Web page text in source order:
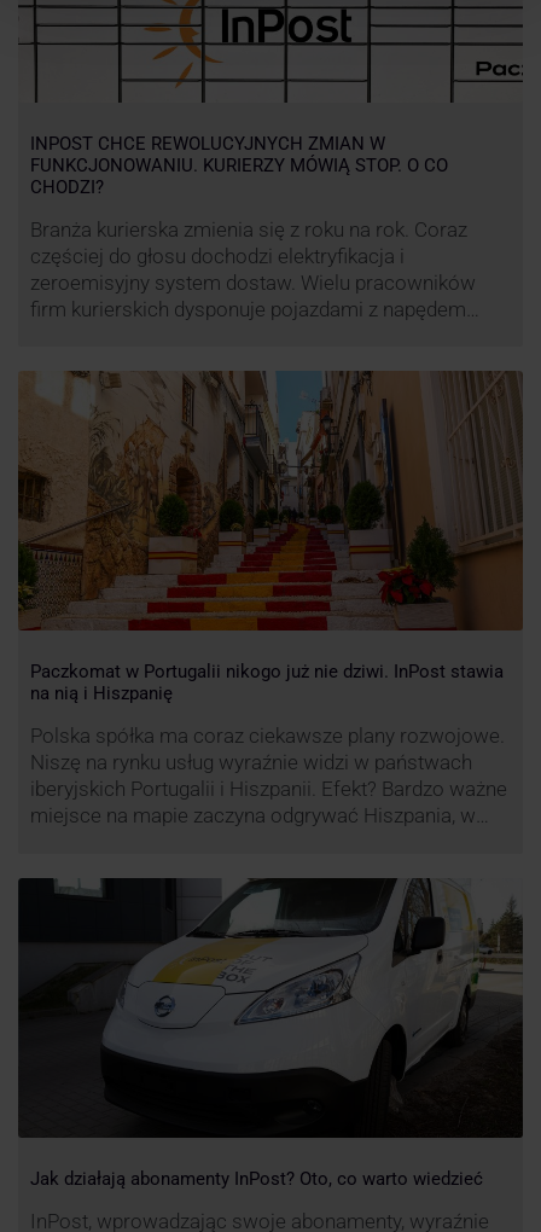
INPOST CHCE REWOLUCYJNYCH ZMIAN W
FUNKCJONOWANIU. KURIERZY MÓWIĄ STOP. O CO
CHODZI?
Branża kurierska zmienia się z roku na rok. Coraz
częściej do głosu dochodzi elektryfikacja i
zeroemisyjny system dostaw. Wielu pracowników
firm kurierskich dysponuje pojazdami z napędem
ale też sposobie rozliczania pracy postanowił
wprowadzić również InPost. To wzbudziło ogromny
sprzeciw pracowników …
Paczkomat w Portugalii nikogo już nie dziwi. InPost stawia
na nią i Hiszpanię
Polska spółka ma coraz ciekawsze plany rozwojowe.
Niszę na rynku usług wyraźnie widzi w państwach
iberyjskich Portugalii i Hiszpanii. Efekt? Bardzo ważne
miejsce na mapie zaczyna odgrywać Hiszpania, w
Jak działają abonamenty InPost? Oto, co warto wiedzieć
InPost, wprowadzając swoje abonamenty, wyraźnie